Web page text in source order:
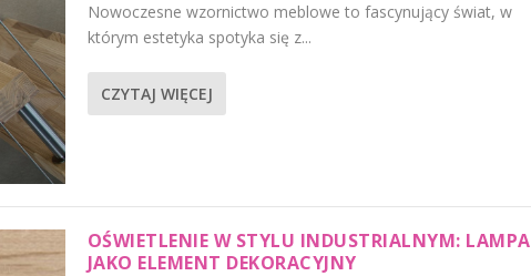
Nowoczesne wzornictwo meblowe to fascynujący świat, w
którym estetyka spotyka się z...
CZYTAJ WIĘCEJ
OŚWIETLENIE W STYLU INDUSTRIALNYM: LAMPA
JAKO ELEMENT DEKORACYJNY